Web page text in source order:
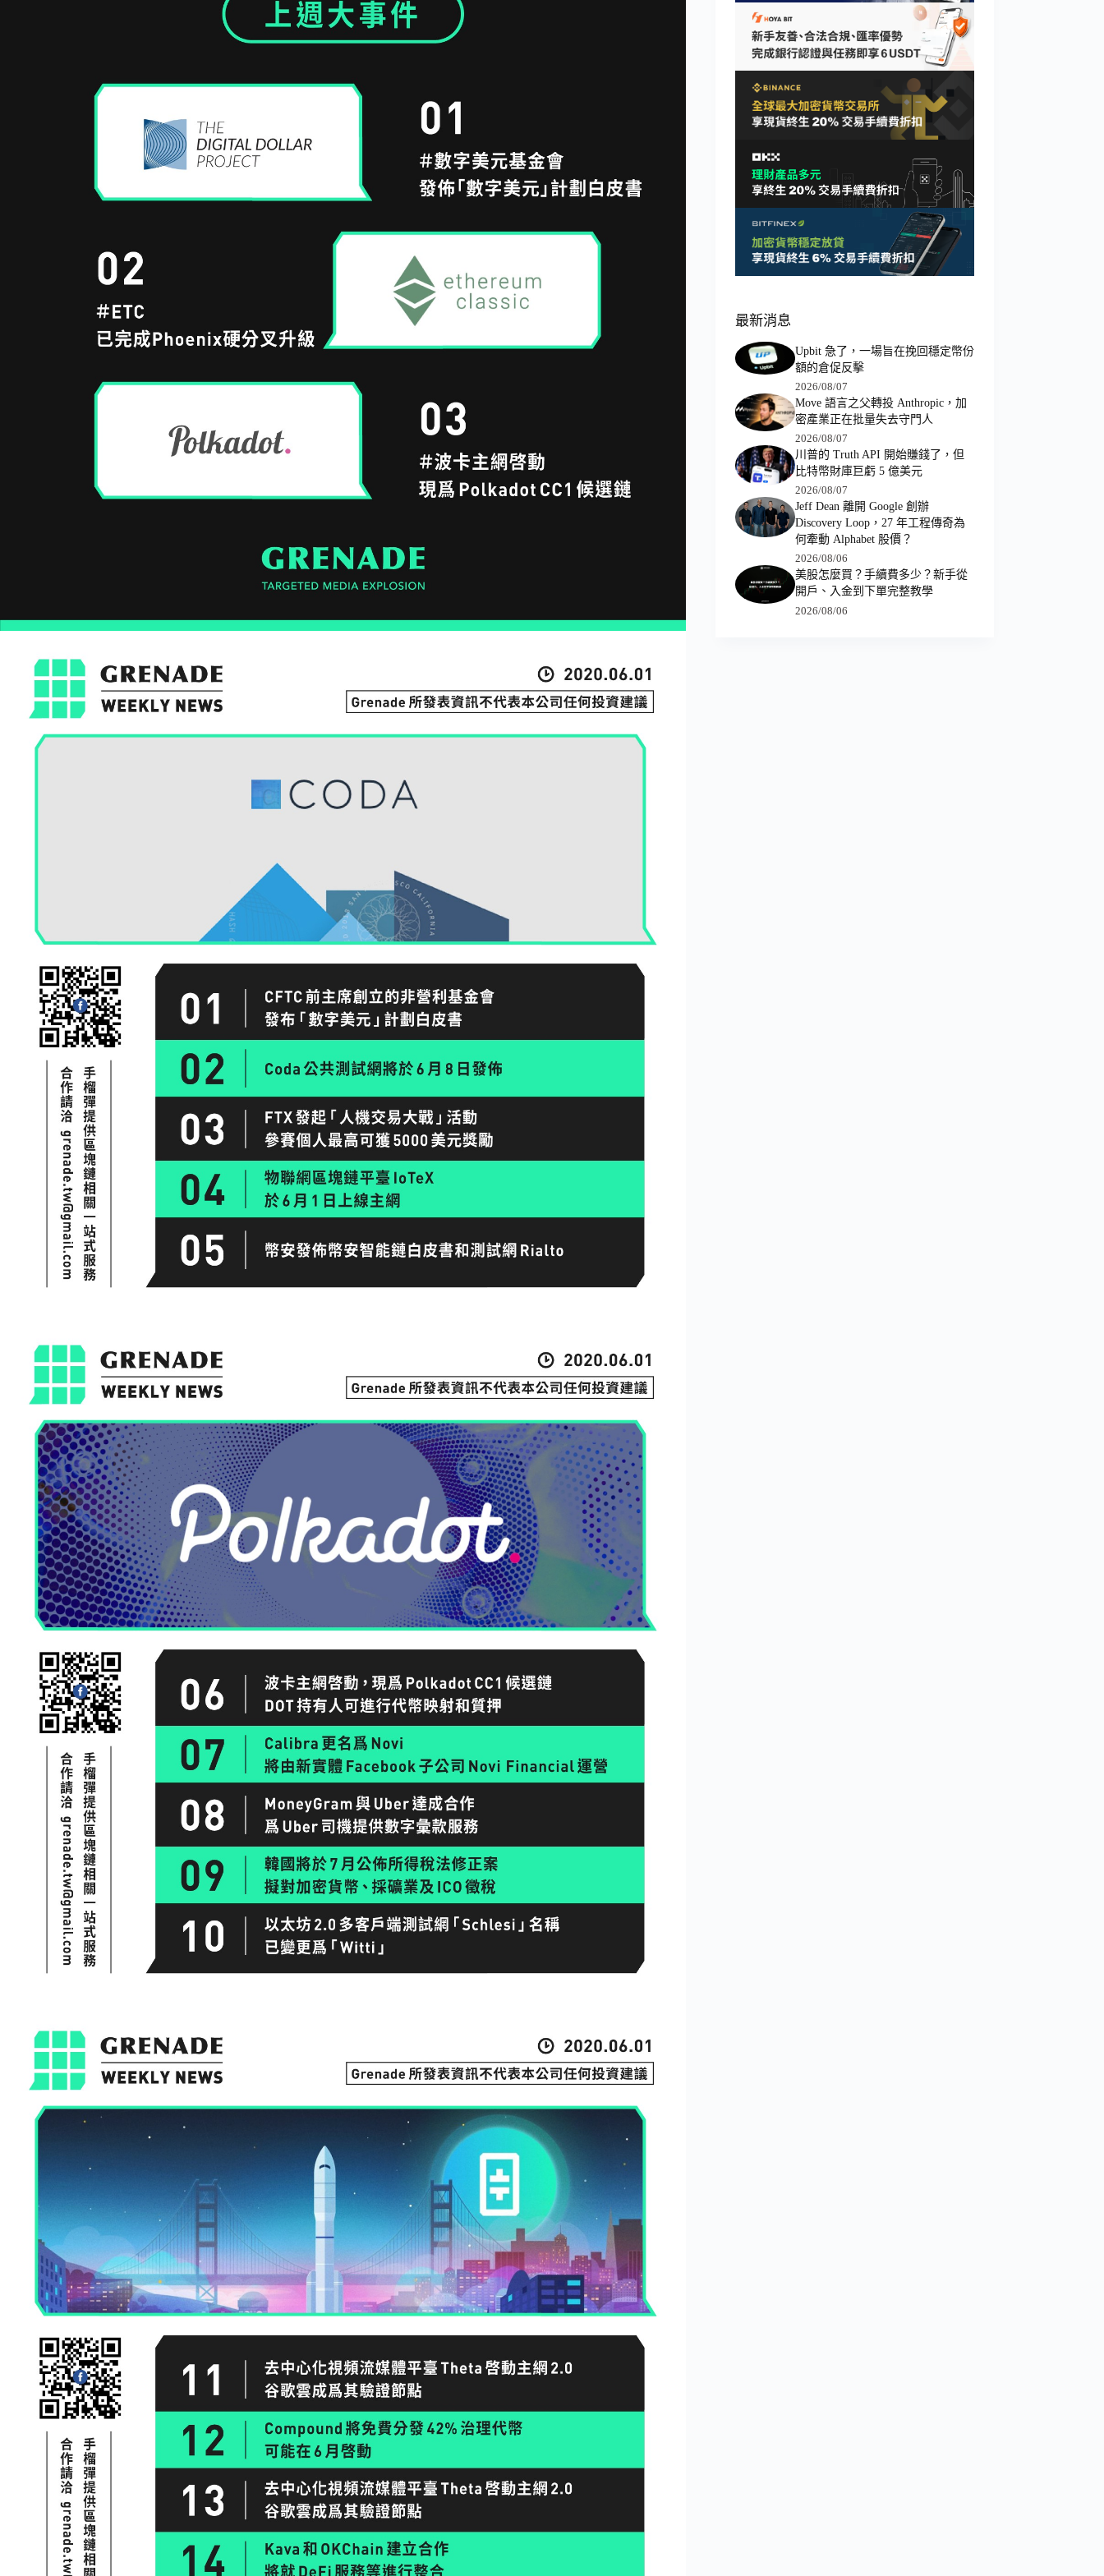
最新消息
Upbit 急了，一場旨在挽回穩定幣份
額的倉促反擊
2026/08/07
Move 語言之父轉投 Anthropic，加
密產業正在批量失去守門人
2026/08/07
川普的 Truth API 開始賺錢了，但
比特幣財庫巨虧 5 億美元
2026/08/07
Jeff Dean 離開 Google 創辦
Discovery Loop，27 年工程傳奇為
何牽動 Alphabet 股價？
2026/08/06
美股怎麼買？手續費多少？新手從
開戶、入金到下單完整教學
2026/08/06